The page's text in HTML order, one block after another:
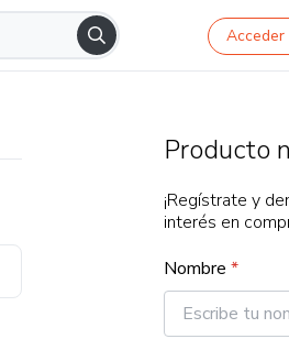
Acceder
Producto
¡Regístrate y
interés en
Nombre *